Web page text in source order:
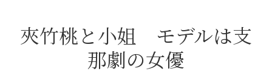
夾竹桃と小姐 モデルは支
那劇の女優